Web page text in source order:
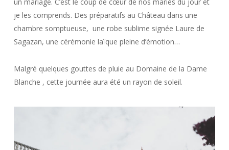
je les comprends. Des préparatifs au Château dans une
chambre somptueuse, une robe sublime signée Laure de
Sagazan, une cérémonie laïque pleine d’émotion…
Malgré quelques gouttes de pluie au Domaine de la Dame
Blanche , cette journée aura été un rayon de soleil.